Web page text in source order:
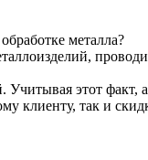
металла?
этот
клиенту, так и